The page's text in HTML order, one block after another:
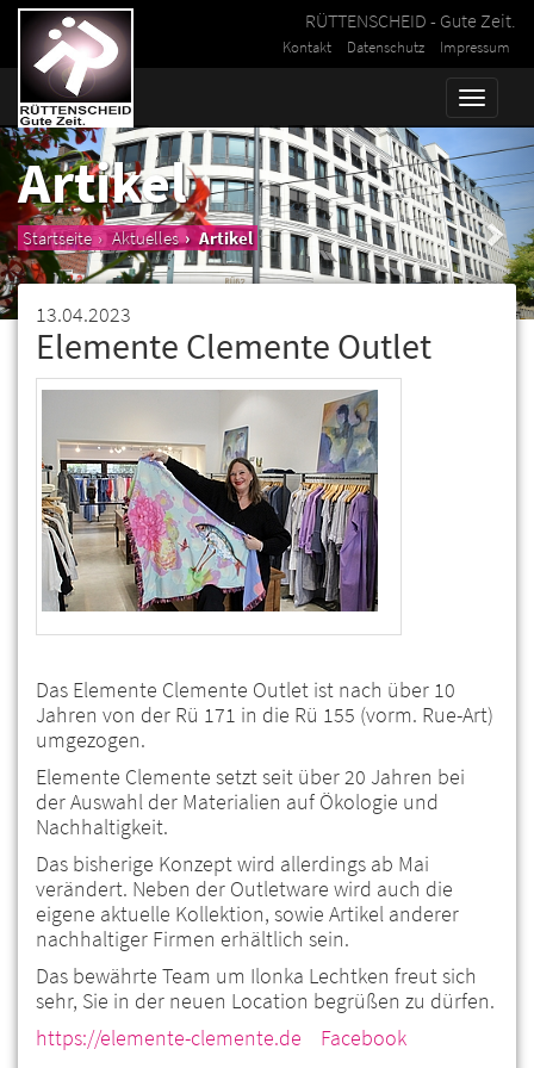
RÜTTENSCHEID - Gute Zeit.
Kontakt Datenschutz Impressum
Toggle
Artikel
Startseite Aktuelles Artikel
13.04.2023
Elemente Clemente Outlet
Das Elemente Clemente Outlet ist nach über 10
Jahren von der Rü 171 in die Rü 155 (vorm. Rue-Art)
umgezogen.
Elemente Clemente setzt seit über 20 Jahren bei
der Auswahl der Materialien auf Ökologie und
Nachhaltigkeit.
Das bisherige Konzept wird allerdings ab Mai
verändert. Neben der Outletware wird auch die
eigene aktuelle Kollektion, sowie Artikel anderer
nachhaltiger Firmen erhältlich sein.
Das bewährte Team um Ilonka Lechtken freut sich
sehr, Sie in der neuen Location begrüßen zu dürfen.
https://elemente-clemente.de
Facebook